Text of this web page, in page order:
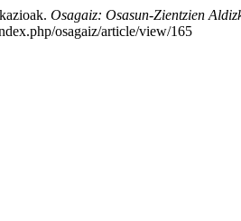
Osagaiz: Osasun-Zientzien
osagaiz/article/view/165